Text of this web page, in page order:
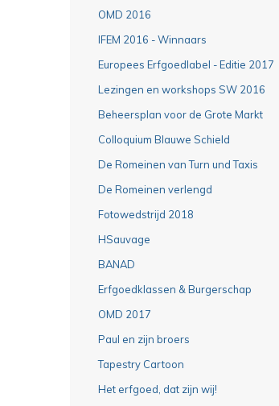
OMD 2016
IFEM 2016 - Winnaars
Europees Erfgoedlabel - Editie 2017
Lezingen en workshops SW 2016
Beheersplan voor de Grote Markt
Colloquium Blauwe Schield
De Romeinen van Turn und Taxis
De Romeinen verlengd
Fotowedstrijd 2018
HSauvage
BANAD
Erfgoedklassen & Burgerschap
OMD 2017
Paul en zijn broers
Tapestry Cartoon
Het erfgoed, dat zijn wij!